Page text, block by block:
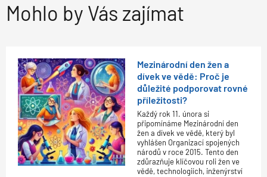
Mohlo by Vás zajímat
Mezinárodní den žen a
dívek ve vědě: Proč je
důležité podporovat rovné
příležitosti?
Každý rok 11. února si
připomínáme Mezinárodní den
žen a dívek ve vědě, který byl
vyhlášen Organizací spojených
národů v roce 2015. Tento den
zdůrazňuje klíčovou roli žen ve
vědě, technologiích, inženýrství